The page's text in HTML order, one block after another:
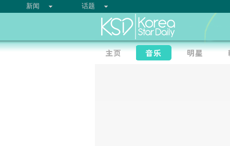
新闻 话题